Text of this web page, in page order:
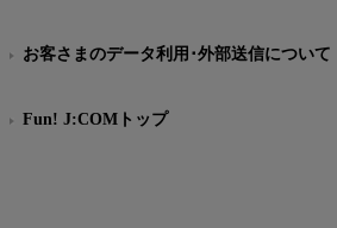
お客さまのデータ利用･外部送信について
Fun! J:COMトップ